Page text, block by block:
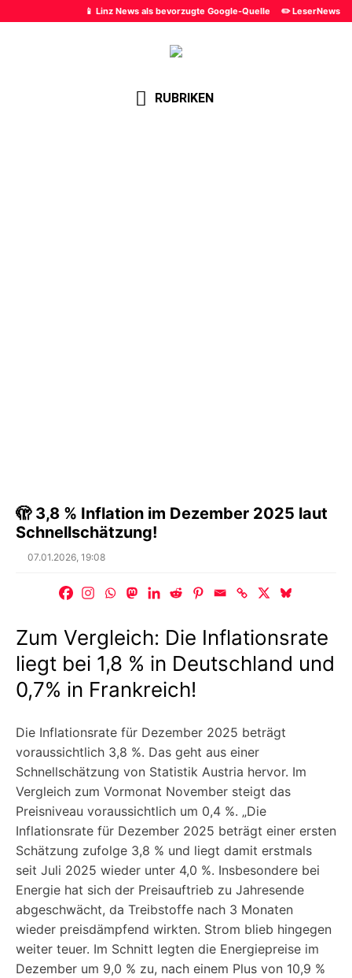
📱 Linz News als bevorzugte Google-Quelle ✏️ LeserNews
RUBRIKEN
🫣 3,8 % Inflation im Dezember 2025 laut
Schnellschätzung!
Posted
07.01.2026, 19:08
Zum Vergleich: Die Inflationsrate
liegt bei 1,8 % in Deutschland und
0,7% in Frankreich!
Die Inflationsrate für Dezember 2025 beträgt
voraussichtlich 3,8 %. Das geht aus einer
Schnellschätzung von Statistik Austria hervor. Im
Vergleich zum Vormonat November steigt das
Preisniveau voraussichtlich um 0,4 %. „Die
Inflationsrate für Dezember 2025 beträgt einer ersten
Schätzung zufolge 3,8 % und liegt damit erstmals
seit Juli 2025 wieder unter 4,0 %. Insbesondere bei
Energie hat sich der Preisauftrieb zu Jahresende
abgeschwächt, da Treibstoffe nach 3 Monaten
wieder preisdämpfend wirkten. Strom blieb hingegen
weiter teuer. Im Schnitt legten die Energiepreise im
Dezember um 9,0 % zu, nach einem Plus von 10,9 %